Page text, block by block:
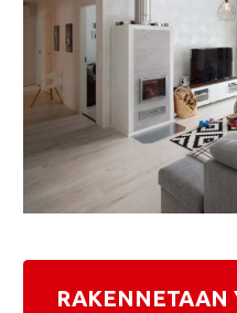
RAKENNETAAN